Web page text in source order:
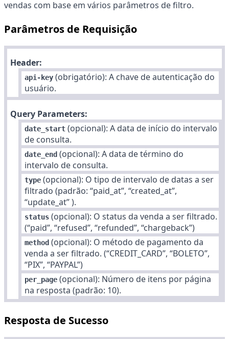
vendas com base em vários parâmetros de filtro.
Parâmetros de Requisição
Header:
api-key (obrigatório): A chave de autenticação do
usuário.
Query Parameters:
date_start (opcional): A data de início do intervalo
de consulta.
date_end (opcional): A data de término do
intervalo de consulta.
type (opcional): O tipo de intervalo de datas a ser
filtrado (padrão: “paid_at”, “created_at”,
“update_at” ).
status (opcional): O status da venda a ser filtrado.
(“paid”, “refused”, “refunded”, “chargeback”)
method (opcional): O método de pagamento da
venda a ser filtrado. (“CREDIT_CARD”, “BOLETO”,
“PIX”, “PAYPAL”)
per_page (opcional): Número de itens por página
na resposta (padrão: 10).
Resposta de Sucesso